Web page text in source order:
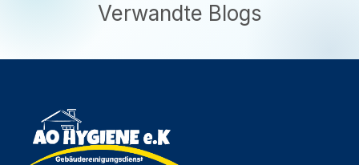
Verwandte Blogs